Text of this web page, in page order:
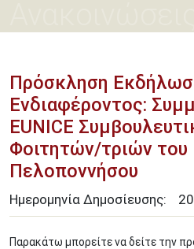
Πρόσκληση
Ενδιαφέροντος:
EUNICE
Φοιτητών/τριών του
Πελοποννήσου
Ημερομηνία Δημοσίευσης: 20
Παρακάτω μπορείτε να δείτε την